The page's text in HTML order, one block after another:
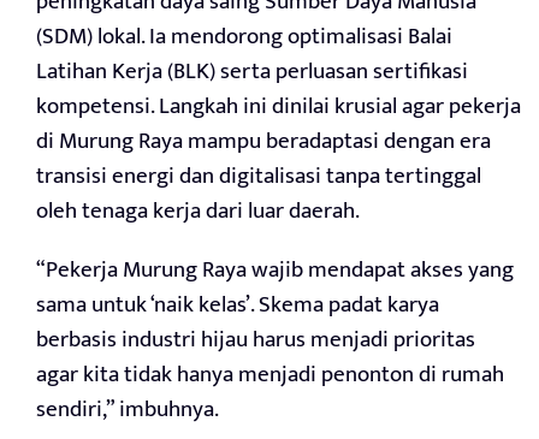
(SDM) lokal. Ia mendorong optimalisasi Balai
Latihan Kerja (BLK) serta perluasan sertifikasi
kompetensi. Langkah ini dinilai krusial agar pekerja
di Murung Raya mampu beradaptasi dengan era
transisi energi dan digitalisasi tanpa tertinggal
oleh tenaga kerja dari luar daerah.
“Pekerja Murung Raya wajib mendapat akses yang
sama untuk ‘naik kelas’. Skema padat karya
berbasis industri hijau harus menjadi prioritas
agar kita tidak hanya menjadi penonton di rumah
sendiri,” imbuhnya.